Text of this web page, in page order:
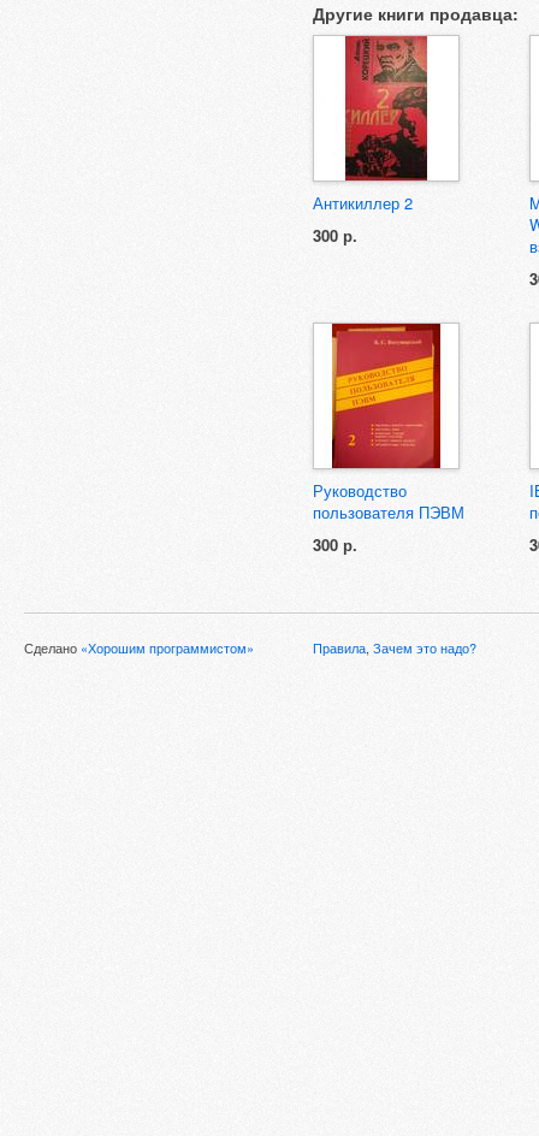
Другие книги продавца:
Антикиллер 2
300 р.
Руководство
пользователя ПЭВМ
300 р.
Сделано «Хорошим программистом» Правила, Зачем это надо?